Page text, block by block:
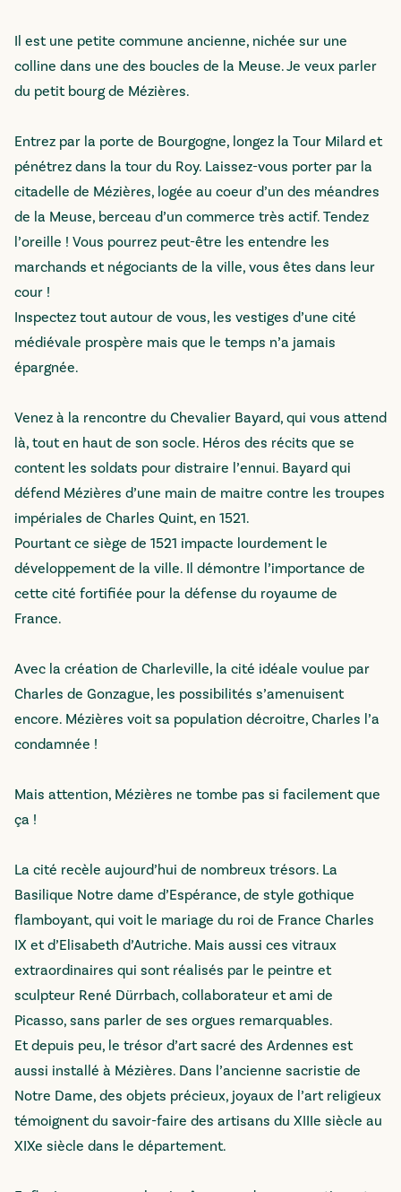
Il est une petite commune ancienne, nichée sur une
colline dans une des boucles de la Meuse. Je veux parler
du petit bourg de Mézières.
Entrez par la porte de Bourgogne, longez la Tour Milard et
pénétrez dans la tour du Roy. Laissez-vous porter par la
citadelle de Mézières, logée au coeur d’un des méandres
de la Meuse, berceau d’un commerce très actif. Tendez
l’oreille ! Vous pourrez peut-être les entendre les
marchands et négociants de la ville, vous êtes dans leur
cour !
Inspectez tout autour de vous, les vestiges d’une cité
médiévale prospère mais que le temps n’a jamais
épargnée.
Venez à la rencontre du Chevalier Bayard, qui vous attend
là, tout en haut de son socle. Héros des récits que se
content les soldats pour distraire l’ennui. Bayard qui
défend Mézières d’une main de maitre contre les troupes
impériales de Charles Quint, en 1521.
Pourtant ce siège de 1521 impacte lourdement le
développement de la ville. Il démontre l’importance de
cette cité fortifiée pour la défense du royaume de
France.
Avec la création de Charleville, la cité idéale voulue par
Charles de Gonzague, les possibilités s’amenuisent
encore. Mézières voit sa population décroitre, Charles l’a
condamnée !
Mais attention, Mézières ne tombe pas si facilement que
ça !
La cité recèle aujourd’hui de nombreux trésors. La
Basilique Notre dame d’Espérance, de style gothique
flamboyant, qui voit le mariage du roi de France Charles
IX et d’Elisabeth d’Autriche. Mais aussi ces vitraux
extraordinaires qui sont réalisés par le peintre et
sculpteur René Dürrbach, collaborateur et ami de
Picasso, sans parler de ses orgues remarquables.
Et depuis peu, le trésor d’art sacré des Ardennes est
aussi installé à Mézières. Dans l’ancienne sacristie de
Notre Dame, des objets précieux, joyaux de l’art religieux
témoignent du savoir-faire des artisans du XIIIe siècle au
XIXe siècle dans le département.